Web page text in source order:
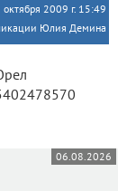
октября 2009 г. 15:49
Юлия Демина
06.08.2026